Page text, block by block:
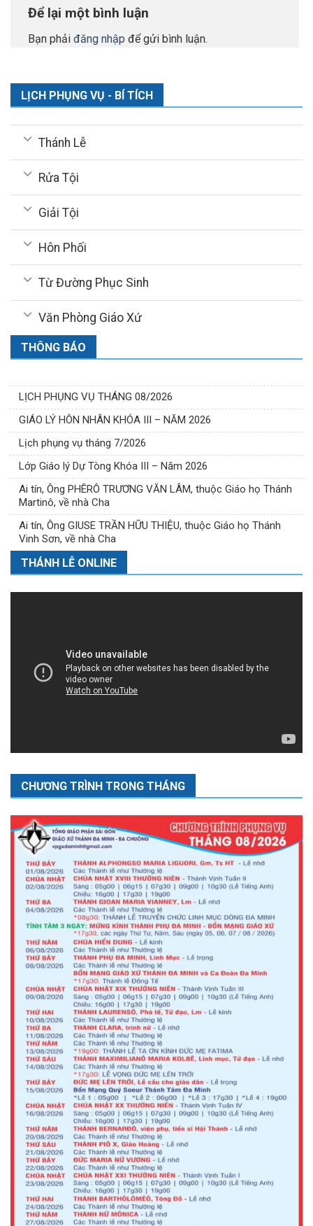
Để lại một bình luận
Bạn phải đăng nhập để gửi bình luận.
LỊCH PHỤNG VỤ - BÍ TÍCH
Thánh Lễ
Rửa Tội
Giải Tội
Hôn Phối
Từ Đường Phục Sinh
Văn Phòng Giáo Xứ
THÔNG BÁO
LỊCH PHỤNG VỤ THÁNG 08/2026
GIÁO LÝ HÔN NHÂN KHÓA III – NĂM 2026
Lịch phụng vụ tháng 7/2026
Lớp Giáo lý Dự Tòng Khóa III – Năm 2026
Ai tín, Ông PHÊRÔ TRƯƠNG VĂN LÂM, thuộc Giáo họ Thánh
Martinô, về nhà Cha
Ai tín, Ông GIUSE TRẦN HỮU THIỆU, thuộc Giáo họ Thánh
Vinh Sơn, về nhà Cha
THÁNH LỄ ONLINE
CHƯƠNG TRÌNH TRONG THÁNG